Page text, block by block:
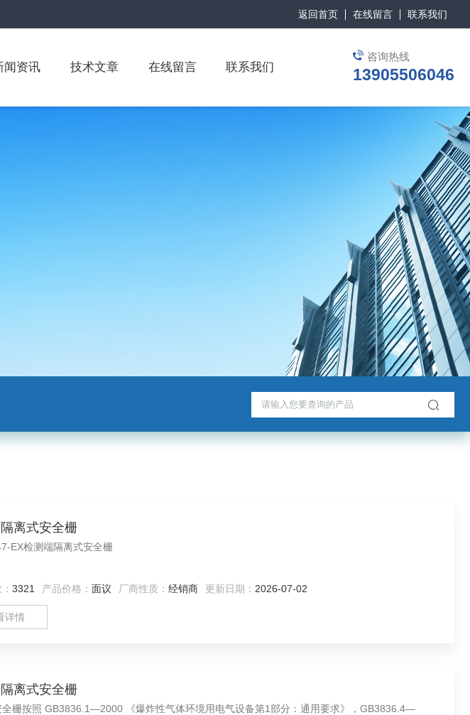
返回首页 在线留言 联系我们
咨询热线
13905506046
闻资讯 技术文章 在线留言 联系我们
离式安全栅
EX检测端隔离式安全栅
3321 产品价格： 面议 厂商性质： 经销商 更新日期： 2026-07-02
详情
离式安全栅
全栅按照 GB3836.1—2000 《爆炸性气体环境用电气设备第1部分：通用要求》，GB3836.4—